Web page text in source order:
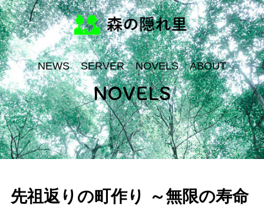
NEWS SERVER NOVELS ABOUT
NOVELS
先祖返りの町作り ～無限の寿命